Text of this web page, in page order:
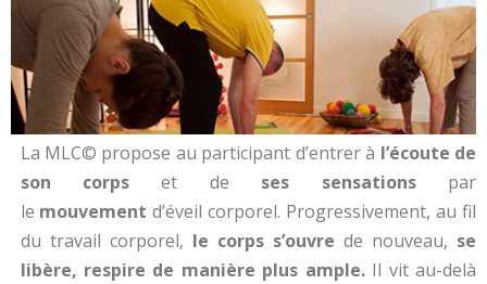
La MLC© propose au participant d’entrer à l’écoute de
son corpset de ses sensationspar
le mouvement d’éveil corporel. Progressivement, au fil
du travail corporel, le corps s’ouvre de nouveau, se
libère, respire de manière plus ample.Il vit au-delà